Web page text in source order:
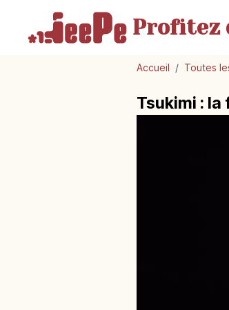
Profitez
Accueil / Toutes
Tsukimi : la